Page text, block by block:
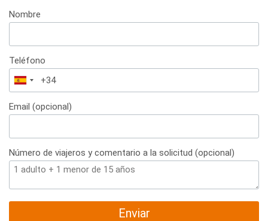
Nombre
Teléfono
España
+34
Email (opcional)
Número de viajeros y comentario a la solicitud (opcional)
Enviar